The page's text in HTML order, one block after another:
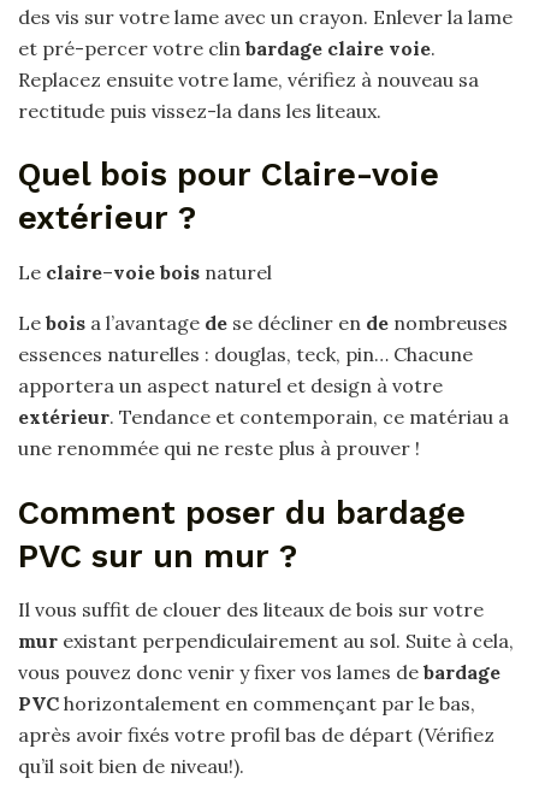
des vis sur votre lame avec un crayon. Enlever la lame
et pré-percer votre clin bardage claire voie.
Replacez ensuite votre lame, vérifiez à nouveau sa
rectitude puis vissez-la dans les liteaux.
Quel bois pour Claire-voie
extérieur ?
Le claire–voie bois naturel
Le bois a l’avantage de se décliner en de nombreuses
essences naturelles : douglas, teck, pin… Chacune
apportera un aspect naturel et design à votre
extérieur. Tendance et contemporain, ce matériau a
une renommée qui ne reste plus à prouver !
Comment poser du bardage
PVC sur un mur ?
Il vous suffit de clouer des liteaux de bois sur votre
mur existant perpendiculairement au sol. Suite à cela,
vous pouvez donc venir y fixer vos lames de bardage
PVC horizontalement en commençant par le bas,
après avoir fixés votre profil bas de départ (Vérifiez
qu’il soit bien de niveau!).